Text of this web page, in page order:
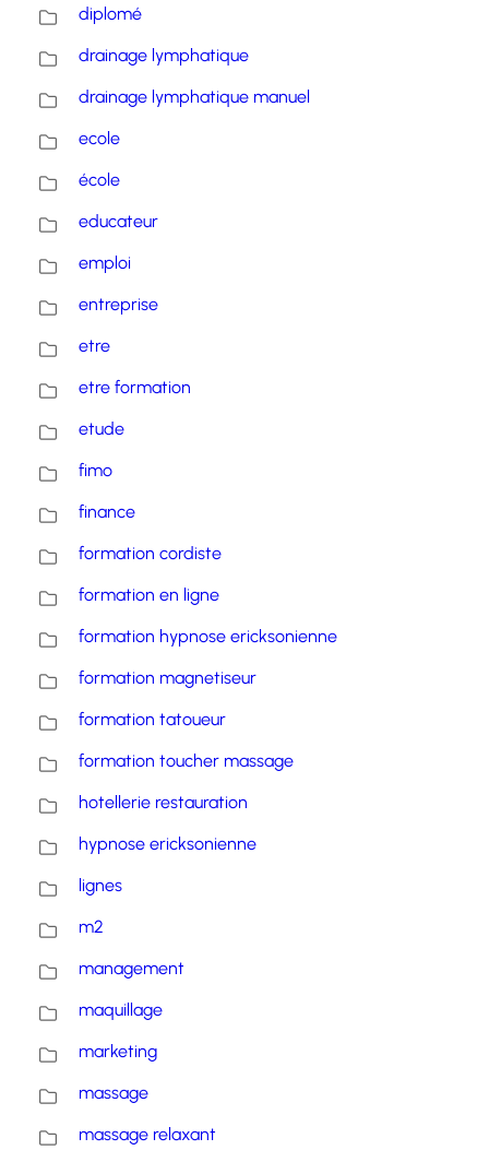
diplomé
drainage lymphatique
drainage lymphatique manuel
ecole
école
educateur
emploi
entreprise
etre
etre formation
etude
fimo
finance
formation cordiste
formation en ligne
formation hypnose ericksonienne
formation magnetiseur
formation tatoueur
formation toucher massage
hotellerie restauration
hypnose ericksonienne
lignes
m2
management
maquillage
marketing
massage
massage relaxant